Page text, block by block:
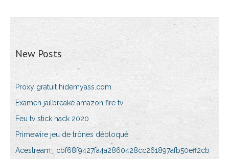
New Posts
Proxy gratuit hidemyass.com
Examen jailbreaké amazon fire tv
Feu tv stick hack 2020
Primewire jeu de trônes débloqué
Acestream_ cbf68f9427fa4a2860428cc261897afb50eff2cb